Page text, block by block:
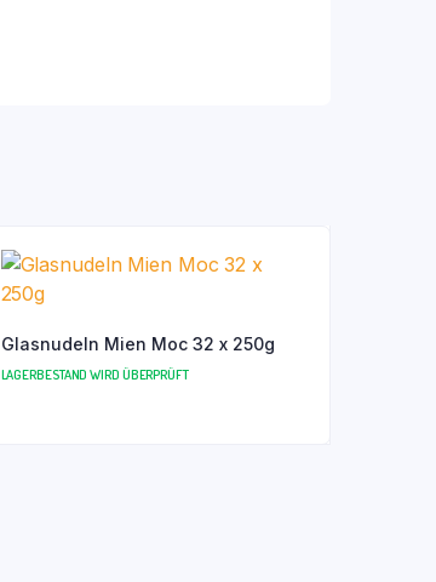
Glasnudeln Mien Moc 32 x 250g
LAGERBESTAND WIRD ÜBERPRÜFT